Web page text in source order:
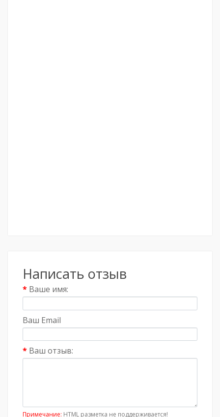
Написать отзыв
Ваше имя:
Ваш Email
Ваш отзыв:
Примечание: HTML разметка не поддерживается!